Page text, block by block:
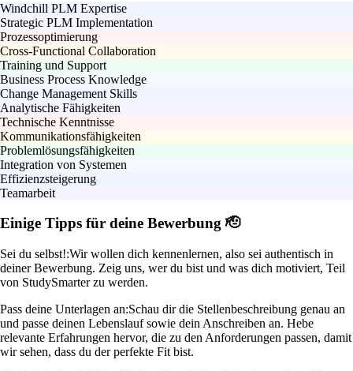
Windchill PLM Expertise
Strategic PLM Implementation
Prozessoptimierung
Cross-Functional Collaboration
Training und Support
Business Process Knowledge
Change Management Skills
Analytische Fähigkeiten
Technische Kenntnisse
Kommunikationsfähigkeiten
Problemlösungsfähigkeiten
Integration von Systemen
Effizienzsteigerung
Teamarbeit
Einige Tipps für deine Bewerbung 🫡
Sei du selbst!:Wir wollen dich kennenlernen, also sei authentisch in
deiner Bewerbung. Zeig uns, wer du bist und was dich motiviert, Teil
von StudySmarter zu werden.
Pass deine Unterlagen an:Schau dir die Stellenbeschreibung genau an
und passe deinen Lebenslauf sowie dein Anschreiben an. Hebe
relevante Erfahrungen hervor, die zu den Anforderungen passen, damit
wir sehen, dass du der perfekte Fit bist.